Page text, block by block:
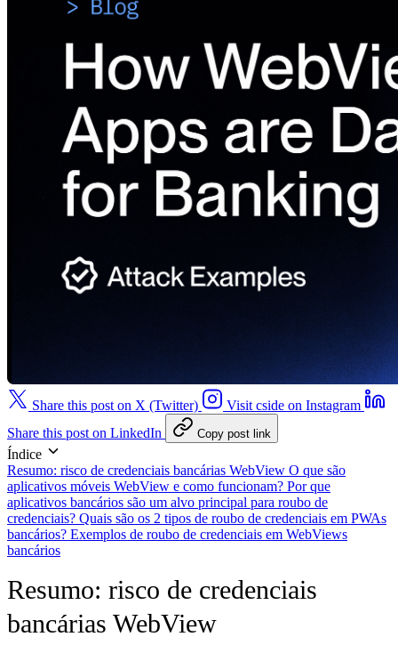
Share this post on X (Twitter)
Visit cside on Instagram
Share this post on LinkedIn
Copy post link
Índice
Resumo: risco de credenciais bancárias WebView O que são
aplicativos móveis WebView e como funcionam? Por que
aplicativos bancários são um alvo principal para roubo de
credenciais? Quais são os 2 tipos de roubo de credenciais em PWAs
bancários? Exemplos de roubo de credenciais em WebViews
bancários
Resumo: risco de credenciais
bancárias WebView